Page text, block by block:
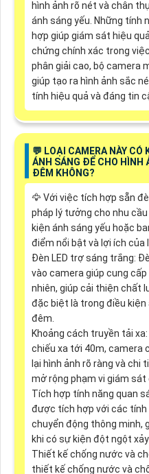
hình ảnh rõ nét và chân
ánh sáng yếu. Những
hợp giúp giám sát hiệu
chứng chính xác trong
phân giải cao, bộ camera
giúp tạo ra hình ảnh sắc
tính hiệu quả và đáng tin
️💬 LOẠI CAMERA NÀY
ÁNH SÁNG ĐỂ CHO HÌNH
ĐÊM KHÔNG?
🦅 Với việc tích hợp sẵn
pháp lý tưởng cho nhu
kiện ánh sáng yếu hoặc
điểm nổi bật và lợi ích của
Đèn LED trợ sáng trắng:
vào camera giúp cung
nhiên, giúp cải thiện chất
đặc biệt là trong điều kiện
đêm.
Khoảng cách truyền tải
chiếu xa tới 40m, camera
lại hình ảnh rõ ràng và chi
mở rộng phạm vi giám sát
Tích hợp tính năng quan
được tích hợp với các tính
chuyển động thông minh,
khi có sự kiện đột ngột xảy
Thiết kế chống nước và
thiết kế chống nước và